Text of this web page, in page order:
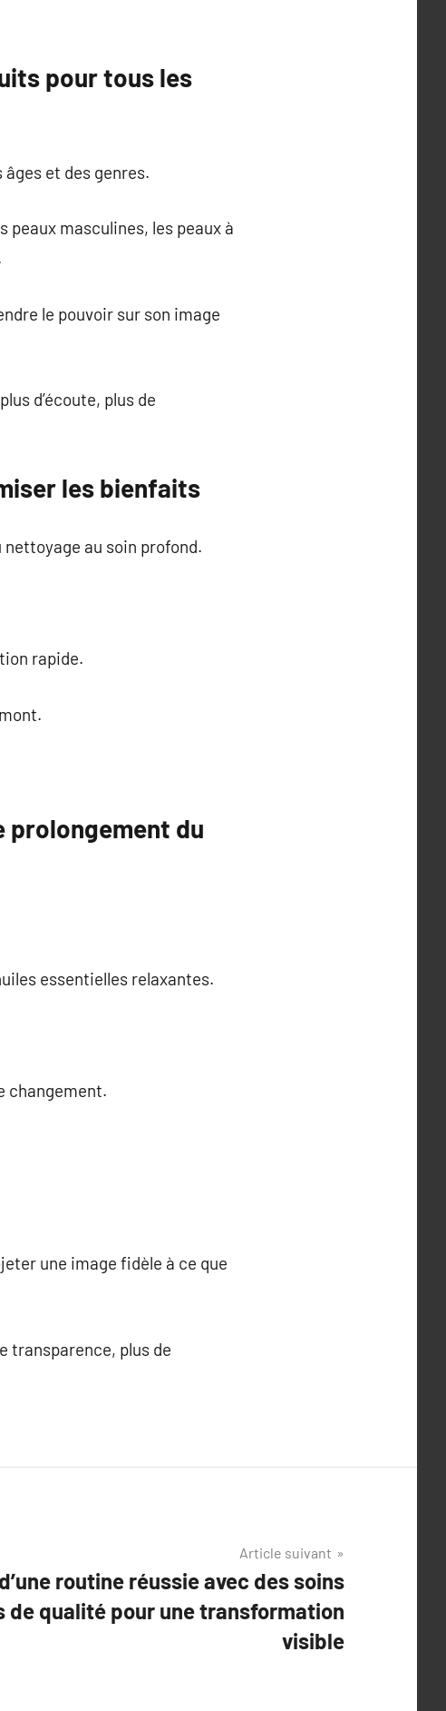
pour tous les
et des genres.
peaux masculines, les peaux à
le pouvoir sur son image
d’écoute, plus de
les bienfaits
au soin profond.
rapide.
prolongement du
essentielles relaxantes.
changement.
une image fidèle à ce que
transparence, plus de
Article suivant
routine réussie avec des soins
de qualité pour une transformation
visible